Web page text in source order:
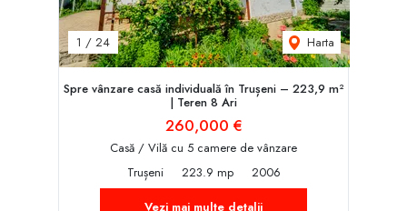
1 / 24 Harta
Spre vânzare casă individuală în Trușeni – 223,9 m²
| Teren 8 Ari
260,000 €
Casă / Vilă cu 5 camere de vânzare
Trușeni
223.9 mp
2006
Vezi mai multe detalii